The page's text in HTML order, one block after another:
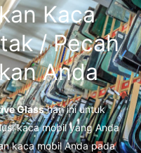
Kaca
/ Pecah
Anda
Glasshari ini untuk
kaca mobil yang Anda
kaca mobil Anda pada